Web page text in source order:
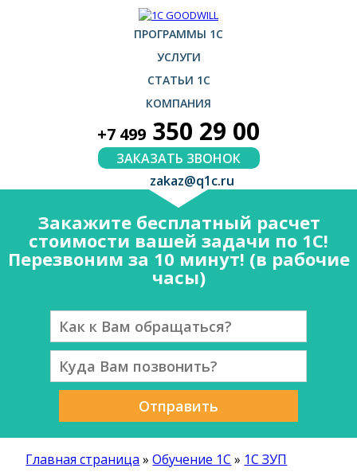
ПРОГРАММЫ 1С
УСЛУГИ
СТАТЬИ 1С
КОМПАНИЯ
+7 499 350 29 00
ЗАКАЗАТЬ ЗВОНОК
zakaz@q1c.ru
Закажите бесплатный расчет
стоимости вашей задачи по 1С!
Перезвоним за 10 минут! (в рабочие
часы)
Отправить
Главная страница »Обучение 1С » 1С ЗУП